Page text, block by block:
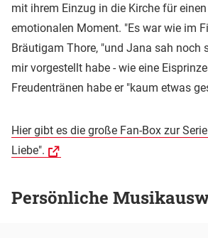
mit ihrem Einzug in die Kirche für
emotionalen Moment. "Es war wie im
Bräutigam Thore, "und Jana sah noch
mir vorgestellt habe - wie eine
Freudentränen habe er "kaum etwas
Hier gibt es die große Fan-Box zur
Liebe".
Persönliche